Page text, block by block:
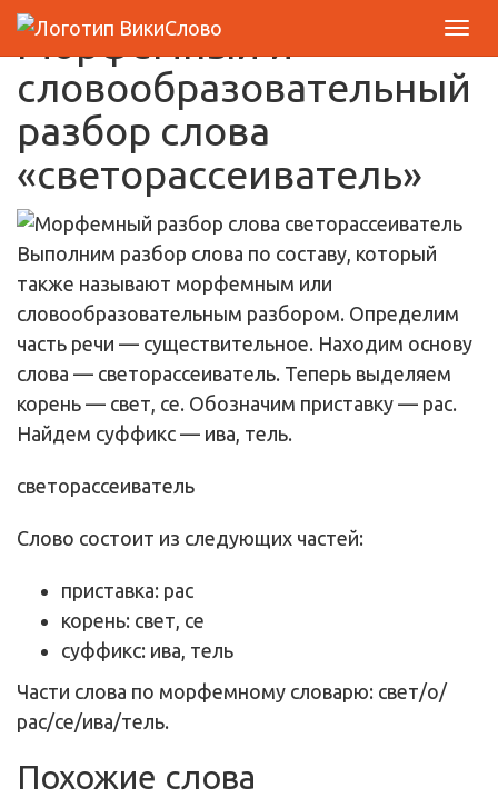
Морфемный и
словообразовательный
разбор слова
«светорассеиватель»
Выполним разбор слова по составу, который
также называют морфемным или
словообразовательным разбором. Определим
часть речи — существительное. Находим основу
слова — светорассеиватель. Теперь выделяем
корень — свет, се. Обозначим приставку — рас.
Найдем суффикс — ива, тель.
светорассеиватель
Слово состоит из следующих частей:
приставка: рас
корень: свет, се
суффикс: ива, тель
Части слова по морфемному словарю: свет/о/
рас/се/ива/тель.
Похожие слова